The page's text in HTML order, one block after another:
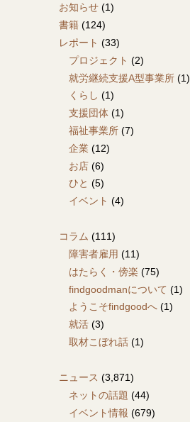
お知らせ(1)
書籍(124)
レポート (33)
プロジェクト (2)
就労継続支援A型事業所(1)
くらし (1)
支援団体(1)
福祉事業所(7)
企業(12)
お店(6)
ひと (5)
イベント (4)
コラム (111)
障害者雇用 (11)
はたらく・傍楽 (75)
findgoodmanについて (1)
ようこそfindgoodへ(1)
就活(3)
取材こぼれ話(1)
ニュース (3,871)
ネットの話題 (44)
イベント情報 (679)